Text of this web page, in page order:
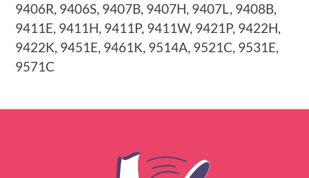
9406R, 9406S, 9407B, 9407H, 9407L, 9408B,
9411E, 9411H, 9411P, 9411W, 9421P, 9422H,
9422K, 9451E, 9461K, 9514A, 9521C, 9531E,
9571C